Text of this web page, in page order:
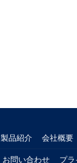
製品紹介 会社概要
お問い合わせ プ